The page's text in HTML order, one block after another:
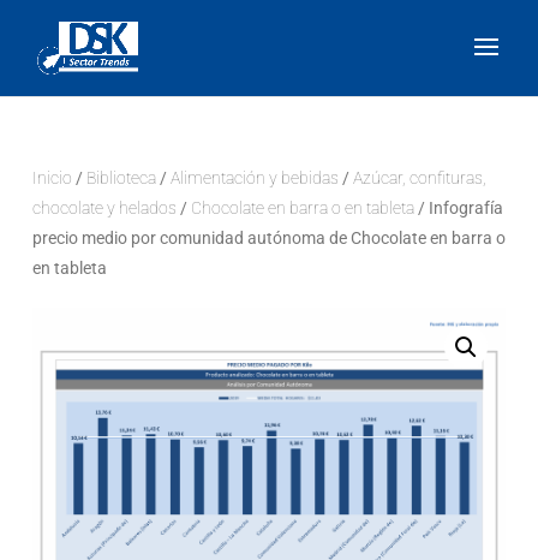
Inicio / Biblioteca/ Alimentación y bebidas / Azúcar, confituras,
chocolate y helados / Chocolate en barra o en tableta/ Infografía
precio medio por comunidad autónoma de Chocolate en barra o
en tableta